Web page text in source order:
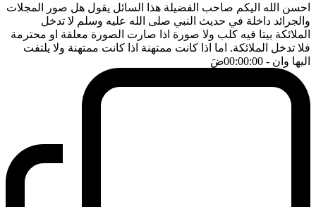
احسن الله اليكم صاحب الفضيلة هذا السائل يقول هل صور المجلات
والجرائد داخلة في حديث النبي صلى الله عليه وسلم لا تدخل
الملائكة بيتا فيه كلب ولا صورة اذا صارت الصورة معلقة او محترمة
فلا تدخل الملائكة. اما اذا كانت ممتهنة اذا كانت ممتهنة ولا يلتفت
اليها وان - 00:00:00 ضَ